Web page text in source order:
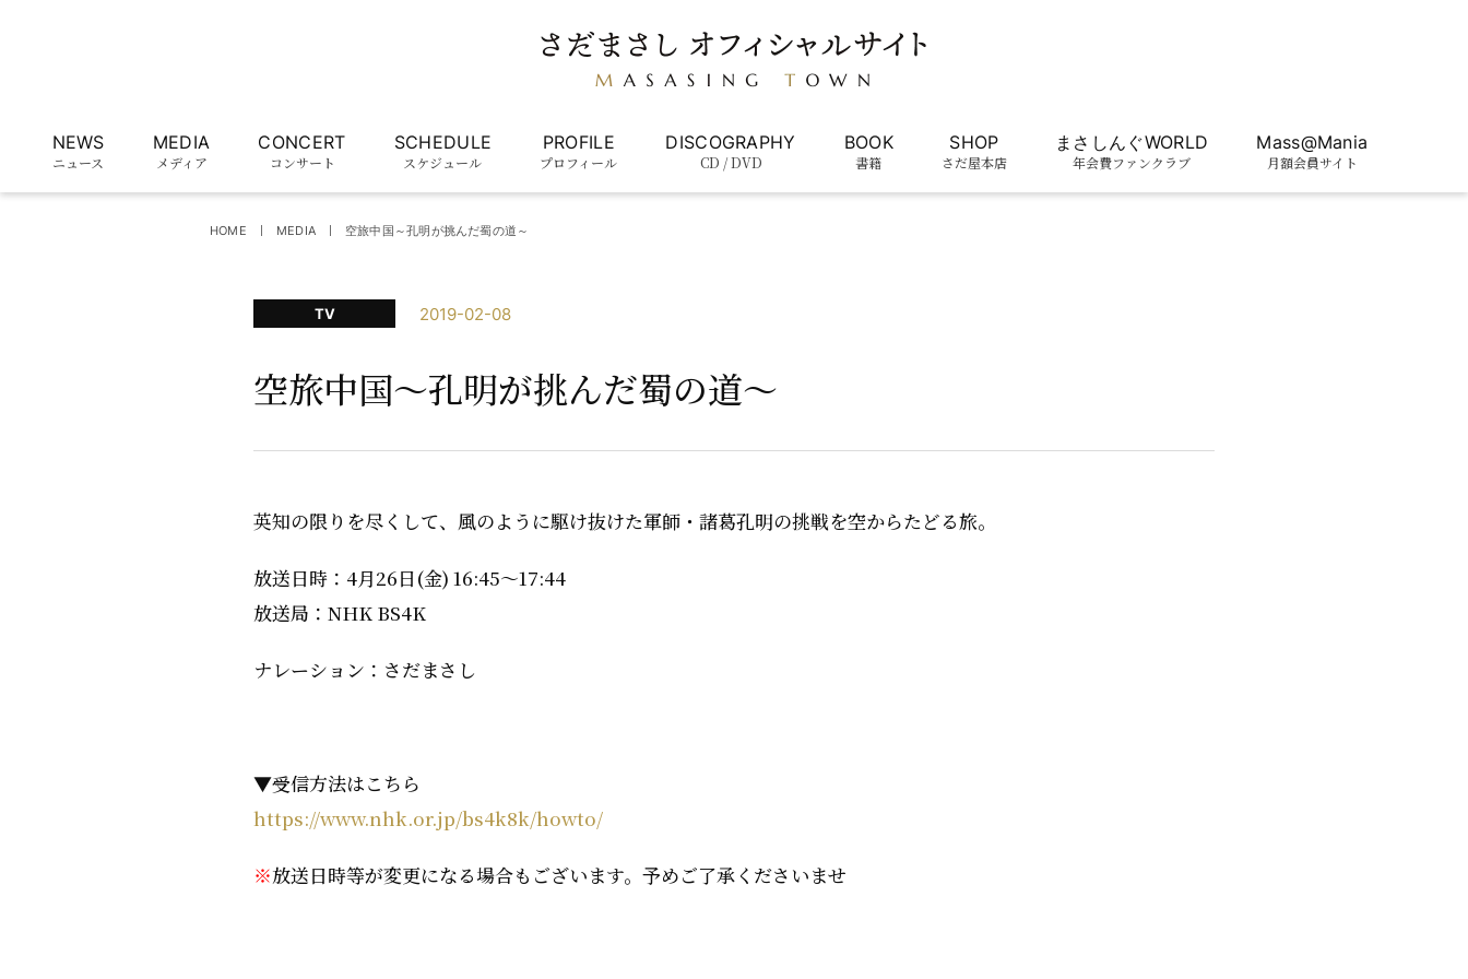
NEWS
ニュース
MEDIA
メディア
CONCERT
コンサート
SCHEDULE
スケジュール
PROFILE
プロフィール
DISCOGRAPHY
CD / DVD
BOOK
書籍
SHOP
さだ屋本店
まさしんぐWORLD
年会費ファンクラブ
Mass@Mania
月額会員サイト
HOME MEDIA 空旅中国～孔明が挑んだ蜀の道～
TV 2019-02-08
空旅中国～孔明が挑んだ蜀の道～
英知の限りを尽くして、風のように駆け抜けた軍師・諸葛孔明の挑戦を空からたどる旅。
放送日時：4月26日(金) 16:45～17:44
放送局：NHK BS4K
ナレーション：さだまさし
▼受信方法はこちら
https://www.nhk.or.jp/bs4k8k/howto/
※放送日時等が変更になる場合もございます。予めご了承くださいませ